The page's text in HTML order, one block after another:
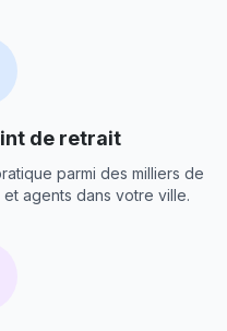
de retrait
parmi des milliers de
agents dans votre ville.